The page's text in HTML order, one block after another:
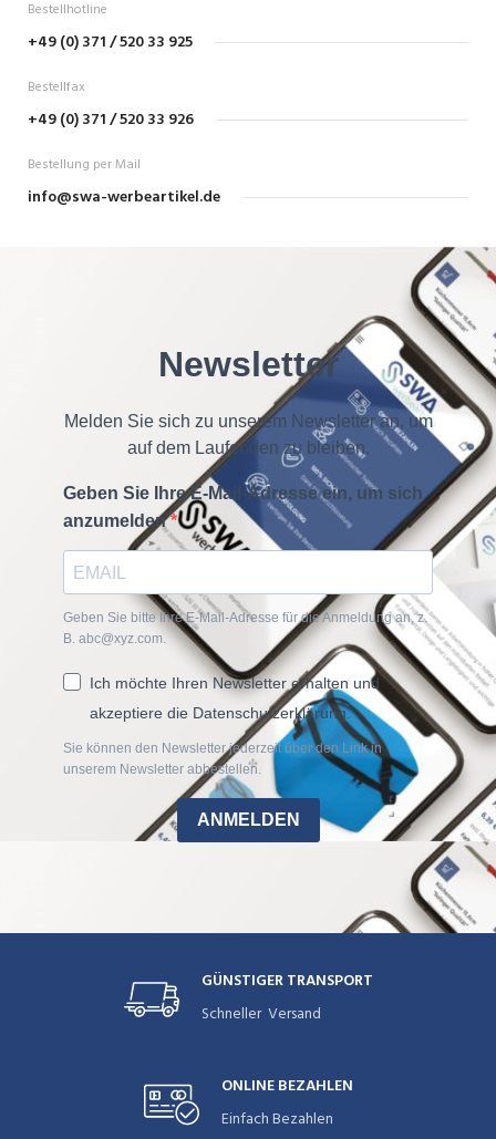
Bestellhotline
+49 (0) 371 / 520 33 925
Bestellfax
+49 (0) 371 / 520 33 926
Bestellung per Mail
info@swa-werbeartikel.de
Newsletter
Melden Sie sich zu unserem Newsletter an, um
auf dem Laufenden zu bleiben.
Geben Sie Ihre E-Mail-Adresse ein, um sich
anzumelden
Geben Sie bitte Ihre E-Mail-Adresse für die Anmeldung an, z.
B. abc@xyz.com.
Ich möchte Ihren Newsletter erhalten und
akzeptiere die Datenschutzerklärung.
Sie können den Newsletter jederzeit über den Link in
unserem Newsletter abbestellen.
ANMELDEN
GÜNSTIGER TRANSPORT
Schneller Versand
ONLINE BEZAHLEN
Einfach Bezahlen